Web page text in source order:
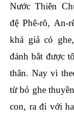
Nước Thiên
đệ Phê-rô, An-
khá giả có
đánh bắt được
thân. Nay vì
từ bỏ ghe
con, ra đi với